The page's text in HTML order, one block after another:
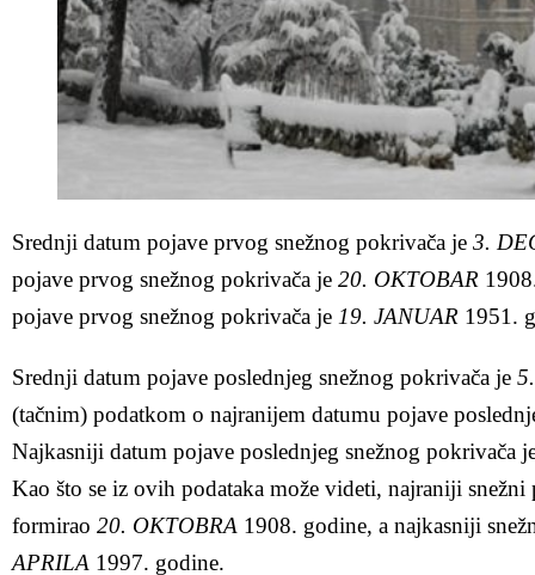
Srednji datum pojave prvog snežnog pokrivača je 3.
pojave prvog snežnog pokrivača je 20. OKTOBAR
pojave prvog snežnog pokrivača je 19. JANUAR 1951.
Srednji datum pojave poslednjeg snežnog pokrivača je
(tačnim) podatkom o najranijem datumu pojave
Najkasniji datum pojave poslednjeg snežnog pokrivača
Kao što se iz ovih podataka može videti, najraniji snežni
formirao 20. OKTOBRA 1908. godine, a najkasniji
APRILA 1997. godine.